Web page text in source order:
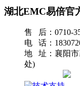
湖北EMC易倍官
售 后：0710-
电 话：
地 址：襄阳市
处)